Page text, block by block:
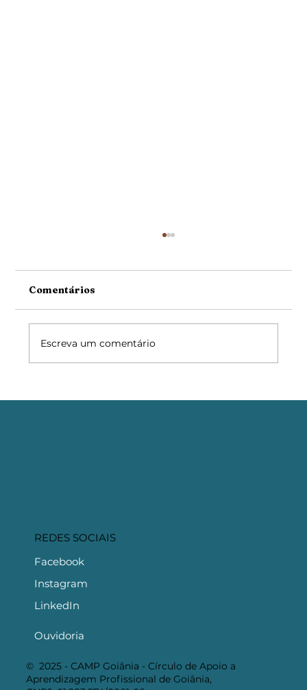
Comentários
Escreva um comentário
REDES SOCIAIS
Facebook
Instagram
LinkedIn
Ouvidoria
© 2025 - CAMP Goiânia - Círculo de Apoio a
Aprendizagem Profissional de Goiânia,